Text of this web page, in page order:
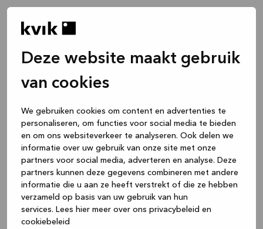
Deze website maakt gebruik
van cookies
We gebruiken cookies om content en advertenties te
personaliseren, om functies voor social media te bieden
en om ons websiteverkeer te analyseren. Ook delen we
informatie over uw gebruik van onze site met onze
partners voor social media, adverteren en analyse. Deze
partners kunnen deze gegevens combineren met andere
informatie die u aan ze heeft verstrekt of die ze hebben
verzameld op basis van uw gebruik van hun
services. Lees hier meer over ons privacybeleid en
cookiebeleid